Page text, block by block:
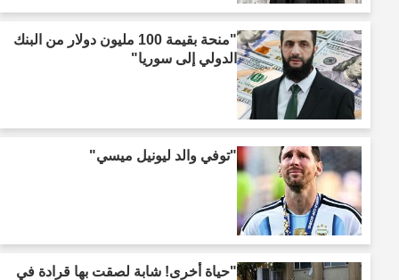
"منحة بقيمة 100 مليون دولار من البنك
الدولي إلى سوريا"
"توفي والد ليونيل ميسي"
"حياة أخرى! شابة لصقت بها قرادة في